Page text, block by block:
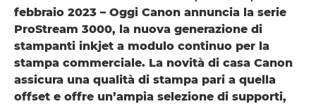
febbraio 2023 – Oggi Canon annuncia la serie
ProStream 3000, la nuova generazione di
stampanti inkjet a modulo continuo per la
stampa commerciale. La novità di casa Canon
assicura una qualità di stampa pari a quella
offset e offre un’ampia selezione di supporti,